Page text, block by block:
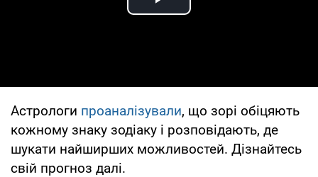
Play Video
Астрологи проаналізували, що зорі обіцяють
кожному знаку зодіаку і розповідають, де
шукати найширших можливостей. Дізнайтесь
свій прогноз далі.